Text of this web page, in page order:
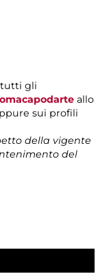
tutti gli
allo
sui profili
della vigente
del